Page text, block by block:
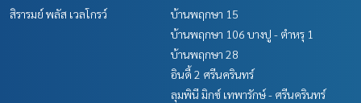
สิรารมย์ พลัส เวลโกรว์
บ้านพฤกษา 15
บ้านพฤกษา 106 บางปู - ตำหรุ 1
บ้านพฤกษา 28
อินดี้ 2 ศรีนครินทร์
ลุมพินี มิกซ์ เทพารักษ์ - ศรีนครินทร์